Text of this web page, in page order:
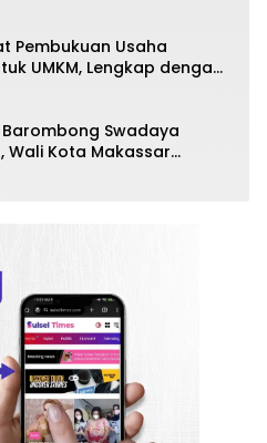
Pembukuan Usaha
UMKM, Lengkap dengan
Swadaya
Wali Kota Makassar